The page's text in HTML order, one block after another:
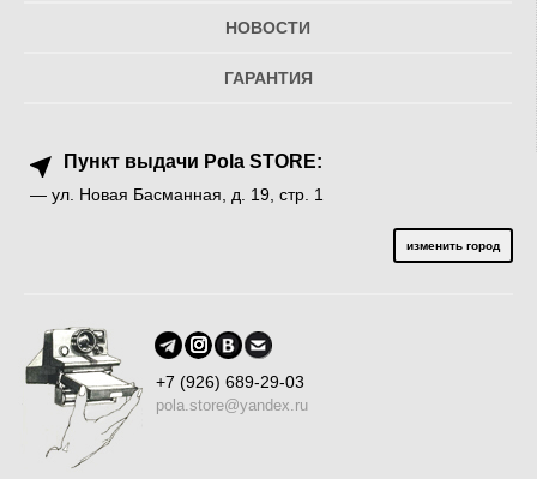
НОВОСТИ
ГАРАНТИЯ
Пункт выдачи Pola STORE:
— ул. Новая Басманная, д. 19, стр. 1
изменить город
+7 (926) 689-29-03
pola.store@yandex.ru